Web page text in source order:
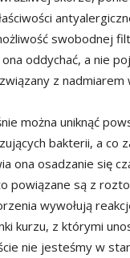
swobodnej
oddychać, a nie
z nadmiarem
można uniknąć
bakterii, a co
ona osadzanie się
powiązane są z
wywołują
kurzu, z którymi
nie jesteśmy w